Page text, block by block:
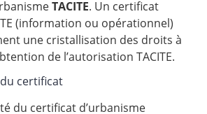
TACITE. Un certificat
(information ou opérationnel)
une cristallisation des droits à
de l’autorisation TACITE.
certificat
du certificat d’urbanisme